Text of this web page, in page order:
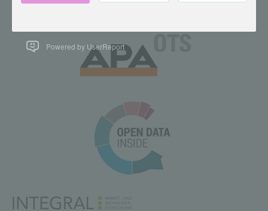
Powered by UserReport